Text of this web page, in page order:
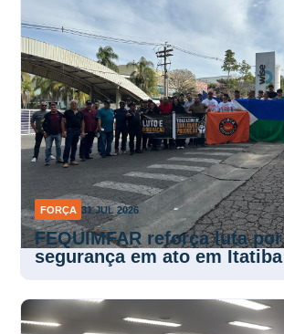
FORÇA 31 JUL 2026
FEQUIMFAR reforça luta por
segurança em ato em Itatiba